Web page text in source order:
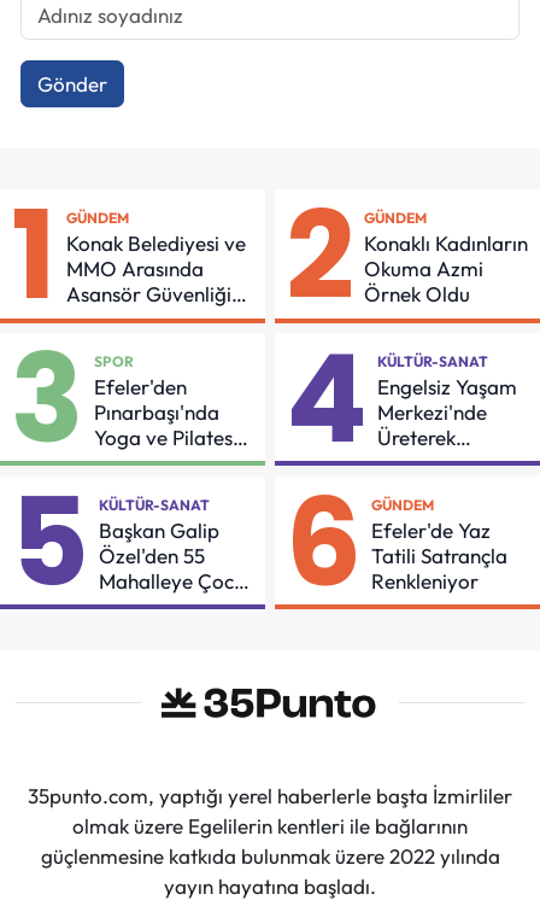
Gönder
1 GÜNDEM
Konak Belediyesi ve
MMO Arasında
Asansör Güvenliği
İçin Önemli Protokol
2 GÜNDEM
Konaklı Kadınların
Okuma Azmi
Örnek Oldu
3 SPOR
Efeler'den
Pınarbaşı'nda
Yoga ve Pilates
Buluşması
4 KÜLTÜR-SANAT
Engelsiz Yaşam
Merkezi'nde
Üreterek
Güçleniyorlar
5 KÜLTÜR-SANAT
Başkan Galip
Özel'den 55
Mahalleye Çocuk
Şenliği
6 GÜNDEM
Efeler'de Yaz
Tatili Satrançla
Renkleniyor
35punto.com, yaptığı yerel haberlerle başta İzmirliler
olmak üzere Egelilerin kentleri ile bağlarının
güçlenmesine katkıda bulunmak üzere 2022 yılında
yayın hayatına başladı.